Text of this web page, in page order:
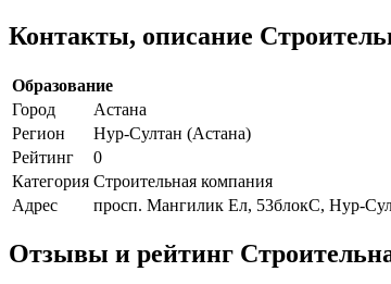
Контакты, описание
Образование
Город
Астана
Регион
Нур-Султан (Астана)
Рейтинг
0
Категория Строительная компания
Адрес
просп. Мангилик Ел, 53блокС, Нур-
Отзывы и рейтинг